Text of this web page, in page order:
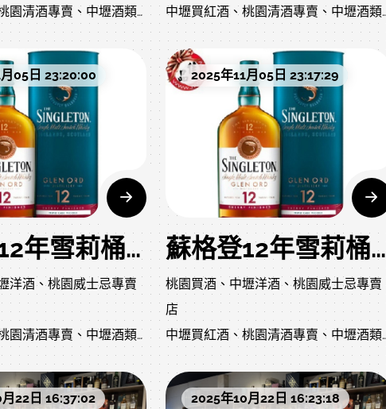
園清酒專賣、中壢酒類
、中壢葡萄酒店婚宴用
、尾牙春酒用酒
生日禮物酒、父親節威
投資威士忌威士忌怎麼
餐
香檳怎麼挑
議標題：佳品洋行｜桃
店｜威士忌紅酒清酒專
最專業的洋酒專賣店，
酒、清酒、香檳等進口
、企業送禮一站式服
中壢買紅酒、桃園清酒專賣、中壢酒類
專賣店
桃園附近洋酒行、中壢葡萄酒店婚宴用
酒、謝師宴酒水、尾牙春酒用酒
送禮洋酒推薦、生日禮物酒、父親節威
收藏級威士忌、投資威士忌威士忌怎麼
選、紅酒如何配餐
清酒種類差異、香檳怎麼挑
洋酒保存方法
網站頁面優化建議標題：佳品洋行｜桃
園中壢洋酒專賣店｜威士忌紅酒清酒專
業通路
描述：桃園中壢最專業的洋酒專賣店，
提供威士忌、紅酒、清酒、香檳等進口
酒類。婚宴用酒、企業送禮一站式服
05日 23:20:00
蘇格登12年雪莉桶單一麥芽威士忌深度介紹
洋酒、桃園威士忌專賣
園清酒專賣、中壢酒類
、中壢葡萄酒店
2025年11月05日 23:17:29
蘇格登12年雪莉桶單一麥芽威士忌深度介紹
桃園買酒、中壢洋酒、桃園威士忌專賣
店
中壢買紅酒、桃園清酒專賣、中壢酒類
專賣店
桃園附近洋酒行、中壢葡萄酒店
22日 16:37:02 2025年10月22日 16:23:18